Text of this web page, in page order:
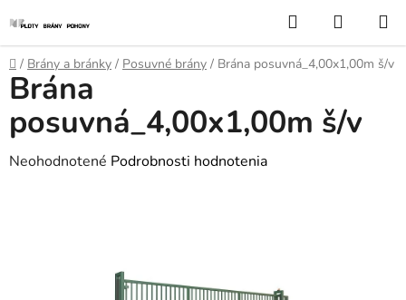
na
obsah
Hľadať
KOŠÍK
Domov
/ Brány a bránky / Posuvné brány / Brána posuvná_4,00x1,00m š/v
Brána
posuvná_4,00x1,00m š/v
Priemerné
Neohodnotené Podrobnosti hodnotenia